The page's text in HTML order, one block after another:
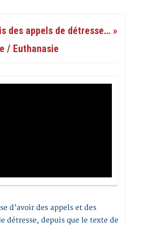
des appels de détresse… »
/ Euthanasie
d’avoir des appels et des
détresse, depuis que le texte de